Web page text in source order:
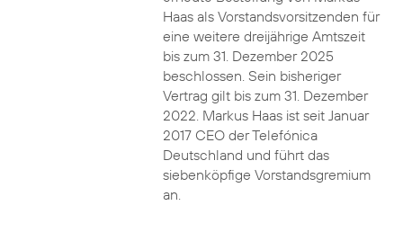
Haas als Vorstandsvorsitzenden für
eine weitere dreijährige Amtszeit
bis zum 31. Dezember 2025
beschlossen. Sein bisheriger
Vertrag gilt bis zum 31. Dezember
2022. Markus Haas ist seit Januar
2017 CEO der Telefónica
Deutschland und führt das
siebenköpfige Vorstandsgremium
an.